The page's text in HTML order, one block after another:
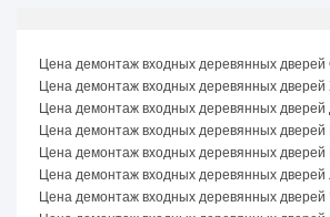
Цена демонтаж входных деревянных дверей
Цена демонтаж входных деревянных дверей
Цена демонтаж входных деревянных дверей
Цена демонтаж входных деревянных дверей
Цена демонтаж входных деревянных дверей
Цена демонтаж входных деревянных дверей
Цена демонтаж входных деревянных